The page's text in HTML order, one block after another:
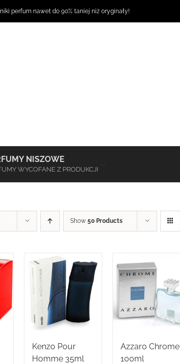
perfum nawet do 90% taniej niż oryginały!
NISZOWE
WYCOFANE Z PRODUKCJI
Show 50 Products
Kenzo Pour
Homme 35ml
Azzaro Chrome
100ml